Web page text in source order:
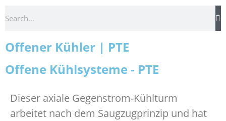
Offener Kühler | PTE
Offene Kühlsysteme - PTE
Dieser axiale Gegenstrom-Kühlturm
arbeitet nach dem Saugzugprinzip und hat